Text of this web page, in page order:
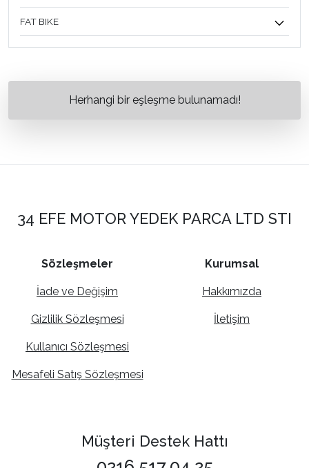
FAT BIKE
Herhangi bir eşleşme bulunamadı!
34 EFE MOTOR YEDEK PARCA LTD STI
Sözleşmeler
İade ve Değişim
Gizlilik Sözleşmesi
Kullanıcı Sözleşmesi
Mesafeli Satış Sözleşmesi
Kurumsal
Hakkımızda
İletişim
Müşteri Destek Hattı